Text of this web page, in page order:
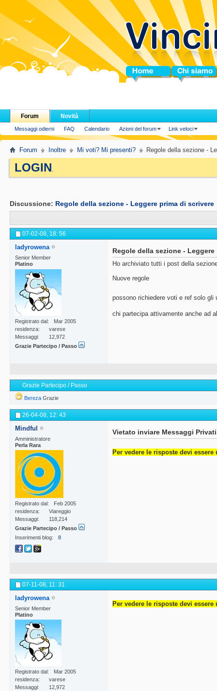
Home Chi siamo
Forum
Messaggi odierni FAQ Calendario Azioni del forum Link veloci
Novità
Forum Inoltre Mi voti? Mi presenti? Regole della sezione -
LOGIN.
Discussione: Regole della sezione - Leggere prima di scrivere
07-02-08, 18: 56
ladyrowena
Senior Member
Platino
Registrato dal
Mar 2005
residenza
varese
Messaggi
12,972
Grazie Partecipo / Passo
Regole della sezione -
Ho archiviato tutti i post della
Nuove regole
possono richiedere voti e ref solo gli
chi partecipa attivamente anche ad
Grazie Partecipo / Passo
Bereza Grazie
26-04-08, 12: 43
Mindful
Amministratore
Perla Rara
Registrato dal
Feb 2005
residenza
Viareggio
Messaggi
118,214
Grazie Partecipo / Passo
Inserimenti blog
8
Vietato inviare Messaggi
Per vedere le risposte devi essere
07-11-08, 11: 31
ladyrowena
Senior Member
Platino
Registrato dal
Mar 2005
residenza
varese
Messaggi
12,972
Per vedere le risposte devi